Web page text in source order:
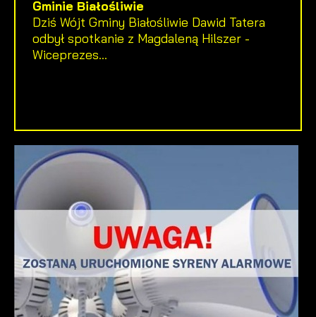
Gminie Białośliwie
Dziś Wójt Gminy Białośliwie Dawid Tatera
odbył spotkanie z Magdaleną Hilszer -
Wiceprezes...